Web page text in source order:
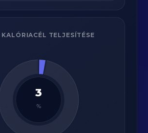
TELJESÍTÉSE
3
%